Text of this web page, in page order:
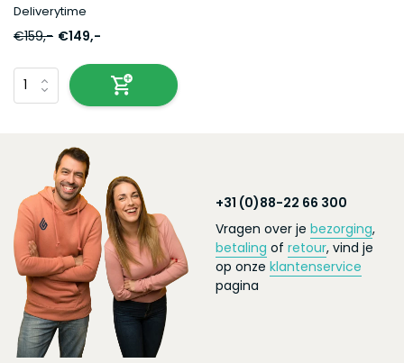
Deliverytime
€159,- €149,-
+31 (0)88-22 66 300
Vragen over je bezorging,
betaling of retour, vind je
op onze klantenservice
pagina